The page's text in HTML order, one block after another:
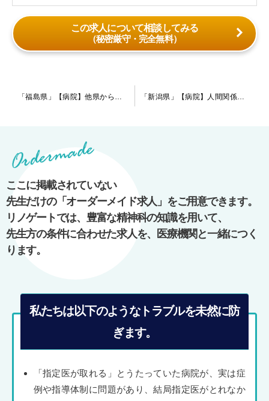
この求人について相談してみる
（秘密厳守・完全無料）
ゲ
シ
ョ
ン
「福島県」【病院】他県からの新幹線通勤も可能。給与額など好条件の提示も可能です。 「新潟県」【病院】人間関係のストレスリスクが少ない中小規模の病院です！週4日勤務～オンオフしっかりのご勤務が可能です。
ここに掲載されていない
先生だけの「オーダーメイド求人」をご用意できます。
リノゲートでは、豊富な精神科の知識を用いて、
先生方の条件に合わせた求人を、医療機関と一緒につく
ります。
私たちは以下のようなトラブルを未然に防
ぎます。
「指定医が取れる」とうたっていた病院が、実は症
例や指導体制に問題があり、結局指定医がとれなか